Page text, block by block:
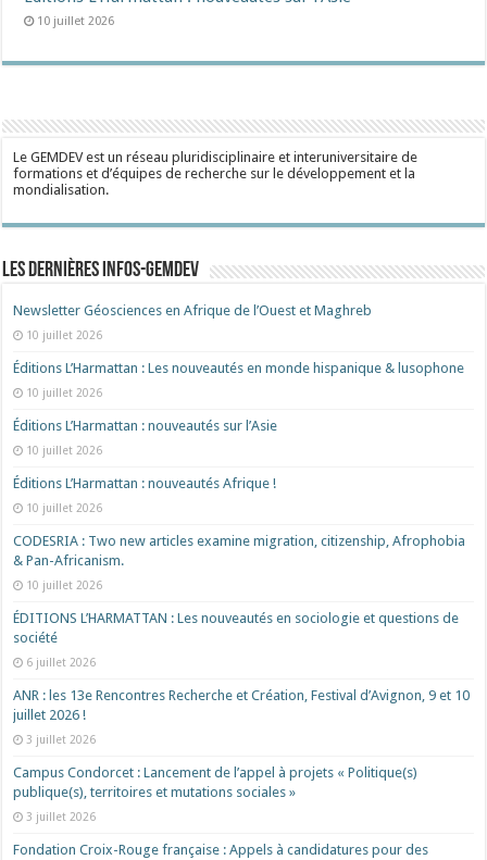
10 juillet 2026
Le GEMDEV est un réseau pluridisciplinaire et interuniversitaire de
formations et d’équipes de recherche sur le développement et la
mondialisation.
Les dernières Infos-Gemdev
Newsletter Géosciences en Afrique de l’Ouest et Maghreb
10 juillet 2026
Éditions L’Harmattan : Les nouveautés en monde hispanique & lusophone
10 juillet 2026
Éditions L’Harmattan : nouveautés sur l’Asie
10 juillet 2026
Éditions L’Harmattan : nouveautés Afrique !​
10 juillet 2026
CODESRIA : Two new articles examine migration, citizenship, Afrophobia
& Pan-Africanism.
10 juillet 2026
ÉDITIONS L’HARMATTAN : Les nouveautés en sociologie et questions de
société
6 juillet 2026
ANR : les 13e Rencontres Recherche et Création, Festival d’Avignon, 9 et 10
juillet 2026 !
3 juillet 2026
Campus Condorcet : Lancement de l’appel à projets « Politique(s)
publique(s), territoires et mutations sociales »
3 juillet 2026
Fondation Croix-Rouge française : Appels à candidatures pour des